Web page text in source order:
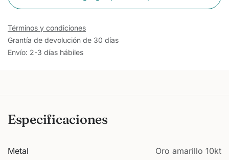
Términos y condiciones
Grantía de devolución de 30 días
Envío: 2-3 días hábiles
Especificaciones
Metal Oro amarillo 10kt